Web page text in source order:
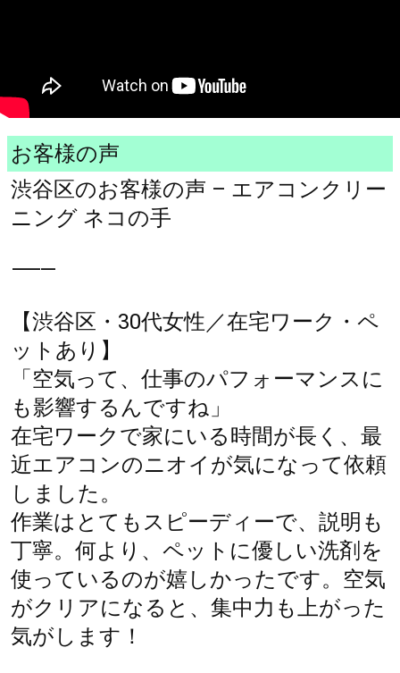
お客様の声
渋谷区のお客様の声 – エアコンクリー
ニング ネコの手
⸻
【渋谷区・30代女性／在宅ワーク・ペ
ットあり】
「空気って、仕事のパフォーマンスに
も影響するんですね」
在宅ワークで家にいる時間が長く、最
近エアコンのニオイが気になって依頼
しました。
作業はとてもスピーディーで、説明も
丁寧。何より、ペットに優しい洗剤を
使っているのが嬉しかったです。空気
がクリアになると、集中力も上がった
気がします！